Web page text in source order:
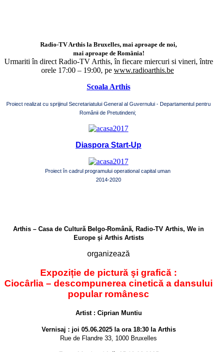
Radio-TV Arthis la Bruxelles, mai aproape de noi,
mai aproape de România!
Urmariti în direct Radio-TV Arthis, în fiecare miercuri si vineri, între
orele 17:00 – 19:00, pe www.radioarthis.be
Scoala Arthis
Proiect realizat cu sprijinul Secretariatului General al Guvernului - Departamentul pentru
Românii de Pretutindeni;
Diaspora Start-Up
Proiect în cadrul programului operational capital uman
2014-2020
Arthis – Casa de Cultură Belgo-Română, Radio-TV Arthis, We in
Europe şi Arthis Artists
organizează
Expoziție de pictură şi grafică :
Ciocârlia – descompunerea cinetică a dansului
popular românesc
Artist : Ciprian Muntiu
Vernisaj : joi 05.06.2025 la ora 18:30 la Arthis
Rue de Flandre 33, 1000 Bruxelles